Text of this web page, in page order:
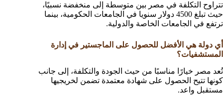
تتراوح التكلفة في مصر بين متوسطة إلى منخفضة نسبيًا،
حيث تبلغ 4500 دولار سنويا في الجامعات الحكومية، بينما
ترتفع في الجامعات الخاصة والدولية.
أي دولة هي الأفضل للحصول على الماجستير في إدارة
المستشفيات؟
تُعد مصر خيارًا مناسبًا من حيث الجودة والتكلفة، إلى جانب
كونها تتيح الحصول على شهادة معتمدة تضمن لخريجيها
مستقبل واعد.